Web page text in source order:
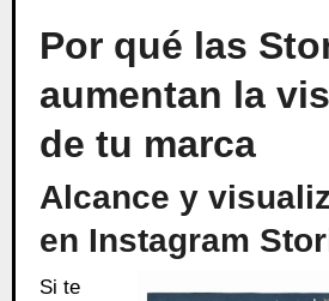
Por qué las
aumentan la
de tu marca
Alcance y
en Instagram
Si te